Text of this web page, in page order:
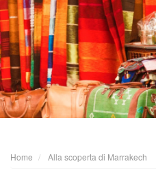
Home Alla scoperta di Marrakech